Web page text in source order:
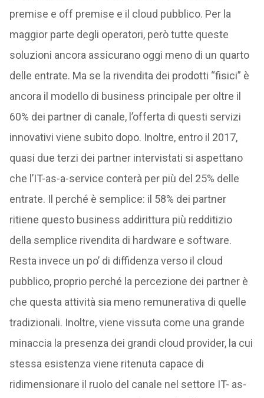
premise e off premise e il cloud pubblico. Per la
maggior parte degli operatori, però tutte queste
soluzioni ancora assicurano oggi meno di un quarto
delle entrate. Ma se la rivendita dei prodotti “fisici” è
ancora il modello di business principale per oltre il
60% dei partner di canale, l’offerta di questi servizi
innovativi viene subito dopo. Inoltre, entro il 2017,
quasi due terzi dei partner intervistati si aspettano
che l’IT-as-a-service conterà per più del 25% delle
entrate. Il perché è semplice: il 58% dei partner
ritiene questo business addirittura più redditizio
della semplice rivendita di hardware e software.
Resta invece un po’ di diffidenza verso il cloud
pubblico, proprio perché la percezione dei partner è
che questa attività sia meno remunerativa di quelle
tradizionali. Inoltre, viene vissuta come una grande
minaccia la presenza dei grandi cloud provider, la cui
stessa esistenza viene ritenuta capace di
ridimensionare il ruolo del canale nel settore IT- as-